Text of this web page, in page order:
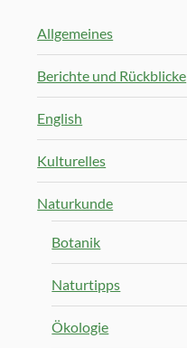
Allgemeines
Berichte und Rückblicke
English
Kulturelles
Naturkunde
Botanik
Naturtipps
Ökologie